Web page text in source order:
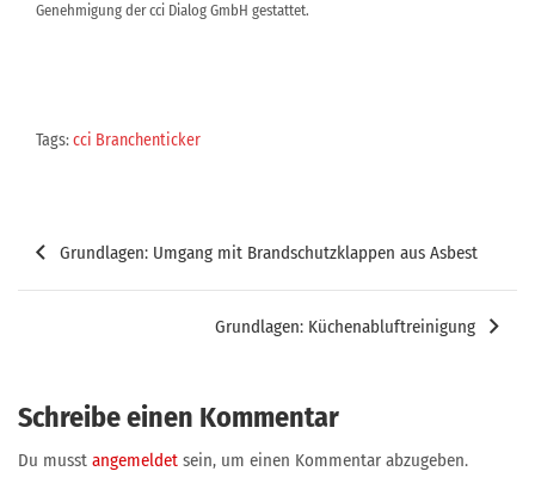
Genehmigung der cci Dialog GmbH gestattet.
Tags:cci Branchenticker
Beitragsnavigation
Grundlagen: Umgang mit Brandschutzklappen aus Asbest
Grundlagen: Küchenabluftreinigung
Schreibe einen Kommentar
Du musst angemeldet sein, um einen Kommentar abzugeben.